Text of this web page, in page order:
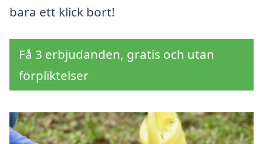
bara ett klick bort!
Få 3 erbjudanden, gratis och utan
förpliktelser